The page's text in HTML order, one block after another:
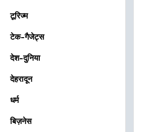
टूरिज्म
टेक-गैजेट्स
देश-दुनिया
देहरादून
धर्म
बिज़नेस